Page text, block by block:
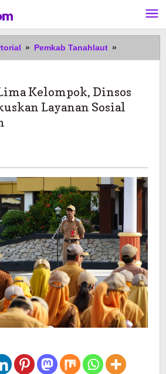
» Pemkab Tanahlaut »
Lima
Tanahlaut
Fokuskan
Kelompok, Dinsos
Layanan Sosial